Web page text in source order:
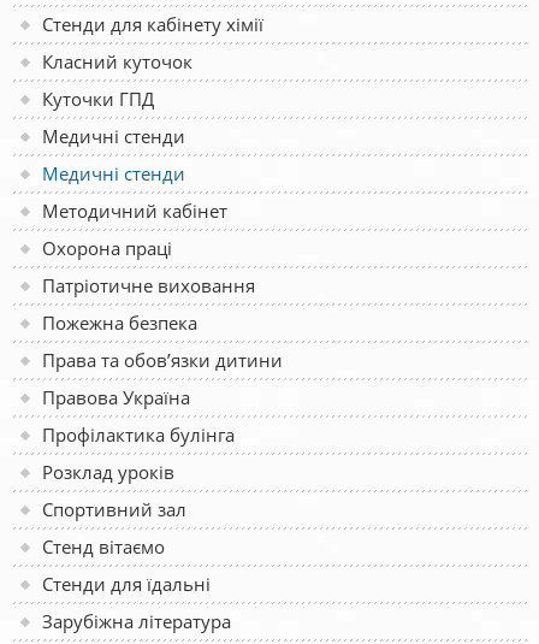
Стенди для кабінету хімії
Класний куточок
Куточки ГПД
Медичні стенди
Медичні стенди
Методичний кабінет
Охорона праці
Патріотичне виховання
Пожежна безпека
Права та обов’язки дитини
Правова Україна
Профілактика булінга
Розклад уроків
Спортивний зал
Стенд вітаємо
Стенди для їдальні
Зарубіжна література